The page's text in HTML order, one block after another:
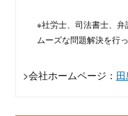
※社労士、司法書士、
ムーズな問題解決を行
>会社ホームページ：